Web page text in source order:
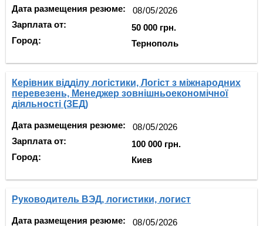
Дата размещения резюме:
Зарплата от:
Город:
50 000 грн.
Тернополь
Керівник відділу логістики, Логіст з міжнародних
перевезень, Менеджер зовнішньоекономічної
діяльності (ЗЕД)
Дата размещения резюме:
Зарплата от:
Город:
100 000 грн.
Киев
Руководитель ВЭД, логистики, логист
Дата размещения резюме: